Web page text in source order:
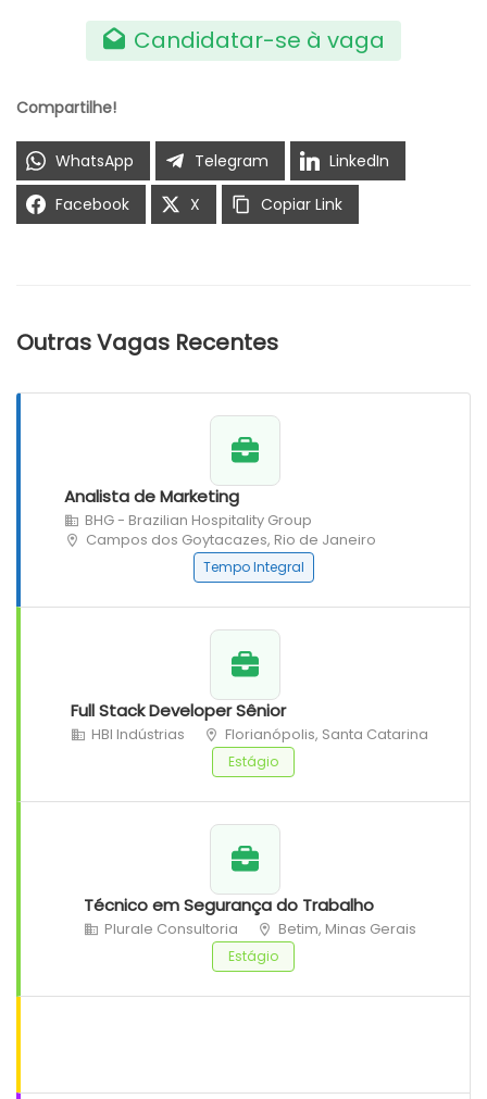
Candidatar-se à vaga
Compartilhe!
WhatsApp Telegram
LinkedIn
Facebook
X Copiar Link
Outras Vagas Recentes
Analista de Marketing
BHG - Brazilian Hospitality Group
Campos dos Goytacazes, Rio de Janeiro
Tempo Integral
Full Stack Developer Sênior
HBI Indústrias Florianópolis, Santa Catarina
Estágio
Técnico em Segurança do Trabalho
Plurale Consultoria Betim, Minas Gerais
Estágio